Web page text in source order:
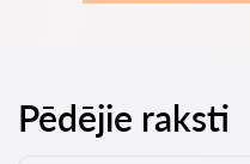
Pēdējie raksti